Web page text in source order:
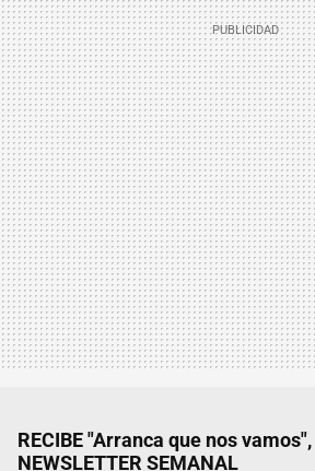
RECIBE "Arranca que nos
NEWSLETTER SEMANAL